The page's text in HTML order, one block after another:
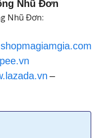
Nhũ Đơn
Nhũ Đơn:
–